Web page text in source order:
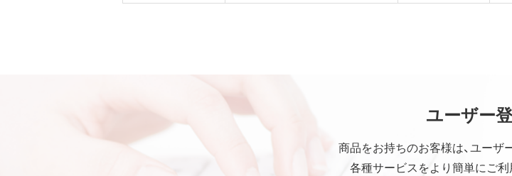
ユーザー
商品をお持ちのお客様は、ユーザ
各種サービスをより簡単にご利